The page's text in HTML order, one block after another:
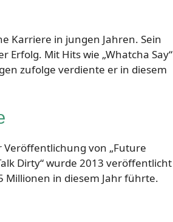
Karriere in jungen Jahren. Sein
Mit Hits wie „Whatcha Say“
zufolge verdiente er in diesem
Veröffentlichung von „Future
Dirty“ wurde 2013 veröffentlicht
Millionen in diesem Jahr führte.